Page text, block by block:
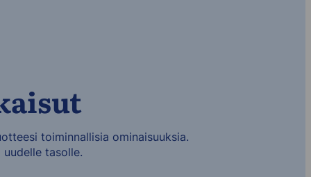
toiminnallisia ominaisuuksia.
tasolle.